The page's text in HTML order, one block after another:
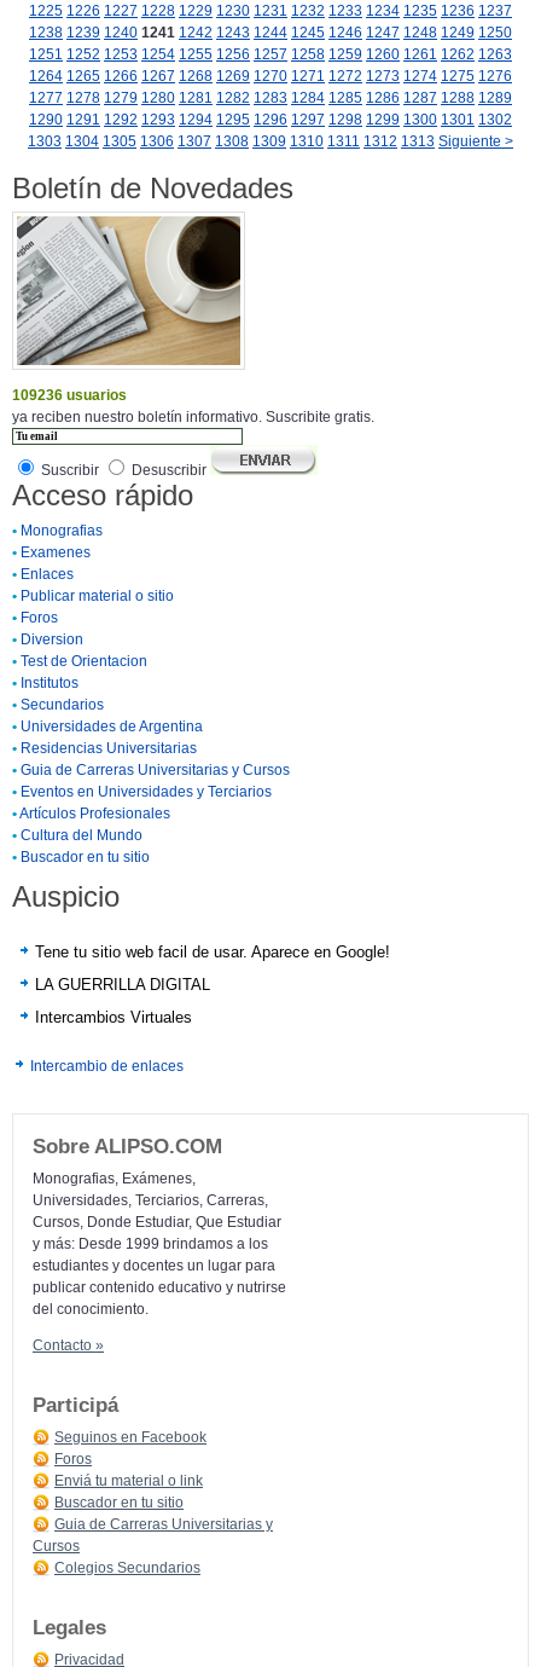
1225 1226 1227 1228 1229 1230 1231 1232 1233 1234 1235 1236 1237
1238 1239 1240 1241 1242 1243 1244 1245 1246 1247 1248 1249 1250
1251 1252 1253 1254 1255 1256 1257 1258 1259 1260 1261 1262 1263
1264 1265 1266 1267 1268 1269 1270 1271 1272 1273 1274 1275 1276
1277 1278 1279 1280 1281 1282 1283 1284 1285 1286 1287 1288 1289
1290 1291 1292 1293 1294 1295 1296 1297 1298 1299 1300 1301 1302
1303 1304 1305 1306 1307 1308 1309 1310 1311 1312 1313 Siguiente >
Boletín de Novedades
109236 usuarios
ya reciben nuestro boletín informativo. Suscribite gratis.
Suscribir Desuscribir
Acceso rápido
• Monografias
• Examenes
• Enlaces
• Publicar material o sitio
• Foros
• Diversion
• Test de Orientacion
• Institutos
• Secundarios
• Universidades de Argentina
• Residencias Universitarias
• Guia de Carreras Universitarias y Cursos
• Eventos en Universidades y Terciarios
•Artículos Profesionales
• Cultura del Mundo
• Buscador en tu sitio
Auspicio
Tene tu sitio web facil de usar. Aparece en Google!
LA GUERRILLA DIGITAL
Intercambios Virtuales
Intercambio de enlaces
Sobre ALIPSO.COM
Monografias, Exámenes,
Universidades, Terciarios, Carreras,
Cursos, Donde Estudiar, Que Estudiar
y más: Desde 1999 brindamos a los
estudiantes y docentes un lugar para
publicar contenido educativo y nutrirse
del conocimiento.
Contacto »
Participá
Seguinos en Facebook
Foros
Enviá tu material o link
Buscador en tu sitio
Guia de Carreras Universitarias y
Cursos
Colegios Secundarios
Legales
Privacidad